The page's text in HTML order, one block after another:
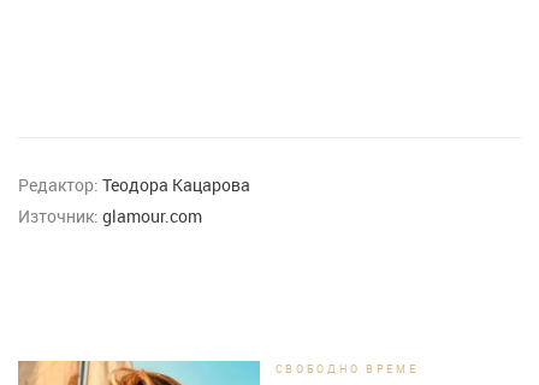
Редактор: Теодора Кацарова
Източник: glamour.com
СВОБОДНО ВРЕМЕ